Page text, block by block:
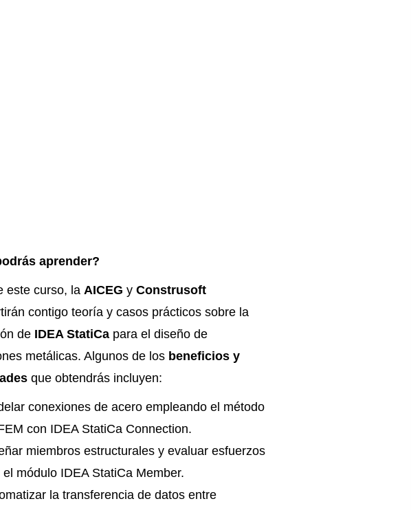
aprender?
este curso, la AICEG y Construsoft
contigo teoría y casos prácticos sobre la
de IDEA StatiCa para el diseño de
metálicas. Algunos de los beneficios y
que obtendrás incluyen:
conexiones de acero empleando el método
con IDEA StatiCa Connection.
miembros estructurales y evaluar esfuerzos
el módulo IDEA StatiCa Member.
la transferencia de datos entre